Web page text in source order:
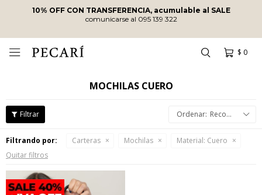
10% OFF CON TRANSFERENCIA, acumulable al SALE
comunicarse al 095 139 322
$ 0

MOCHILAS CUERO
Recomendados
Filtrando por: Carteras Mochilas Material: Cuero
Quitar filtros